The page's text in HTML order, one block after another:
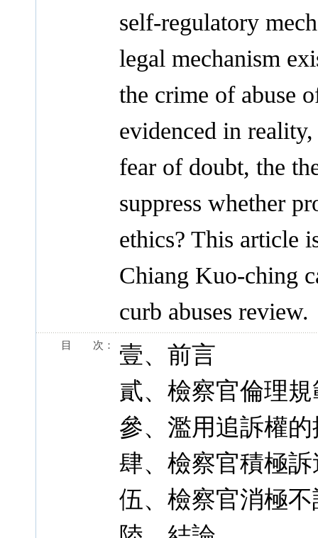
self-regulatory
legal mechanism
the crime of abuse
evidenced in reality,
fear of doubt, the
suppress whether
ethics? This article
Chiang Kuo-ching
curb abuses review.
目 次：
壹、前言
貳、檢察官倫理規
參、濫用追訴權
肆、檢察官積極
伍、檢察官消極